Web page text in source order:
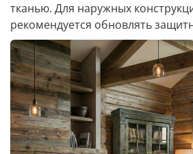
тканью. Для наружных
рекомендуется обновлять